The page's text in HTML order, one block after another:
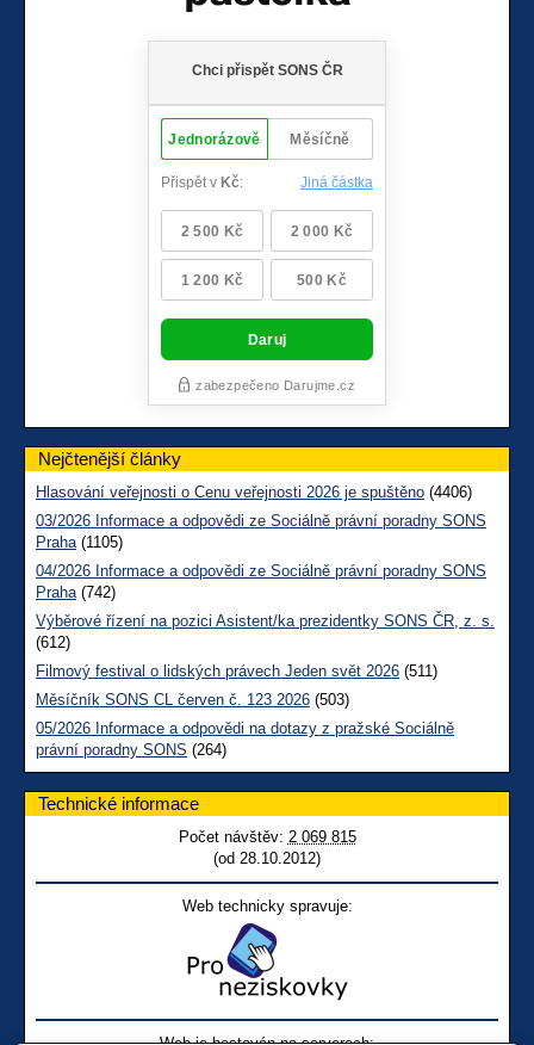
Nejčtenější články
Hlasování veřejnosti o Cenu veřejnosti 2026 je spuštěno (4406)
03/2026 Informace a odpovědi ze Sociálně právní poradny SONS
Praha(1105)
04/2026 Informace a odpovědi ze Sociálně právní poradny SONS
Praha(742)
Výběrové řízení na pozici Asistent/ka prezidentky SONS ČR, z. s.
(612)
Filmový festival o lidských právech Jeden svět 2026 (511)
Měsíčník SONS CL červen č. 123 2026 (503)
05/2026 Informace a odpovědi na dotazy z pražské Sociálně
právní poradny SONS (264)
Technické informace
Počet návštěv: 2 069 815
(od 28.10.2012)
Web technicky spravuje: